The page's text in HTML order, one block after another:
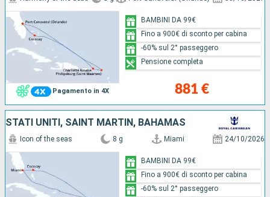
Pagamento in 4X 881 €
BAMBINI DA 99€
Fino a 900€ di sconto per cabina
-60% sul 2° passeggero
Pensione completa
STATI UNITI, SAINT MARTIN, BAHAMAS
Icon of the seas 8 g Miami 24/10/2026
BAMBINI DA 99€
Fino a 900€ di sconto per cabina
-60% sul 2° passeggero